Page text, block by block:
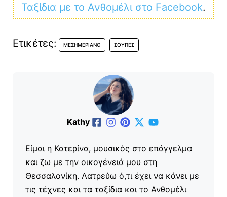
Ταξίδια με το Ανθομέλι στο Facebook.
Ετικέτες: ΜΕΣΗΜΕΡΙΑΝΌ ΣΟΎΠΕΣ
Kathy
Είμαι η Κατερίνα, μουσικός στο επάγγελμα
και ζω με την οικογένειά μου στη
Θεσσαλονίκη. Λατρεύω ό,τι έχει να κάνει με
τις τέχνες και τα ταξίδια και το Ανθομέλι